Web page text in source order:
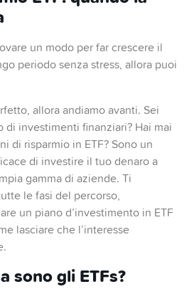
annuale ha registrato
da 15 a 17.6 miliardi di
è in crescita: le proiezioni
il 2028 il numero di piani
potrebbe salire a 32
di risparmio annuo che
miliardi di euro. Perché?
la combinazione perfetta di
investimenti facili e
Niente stress, niente
automatizzati di
un modo per far crescere il
periodo senza stress, allora puoi
allora andiamo avanti. Sei
di investimenti finanziari? Hai mai
di risparmio in ETF? Sono un
di investire il tuo denaro a
gamma di aziende. Ti
le fasi del percorso,
un piano d’investimento in ETF
lasciare che l’interesse
sono gli ETFs?